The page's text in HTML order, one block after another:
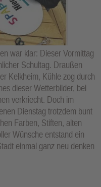
war klar: Dieser Vormittag
Schultag. Draußen
Kelkheim, Kühle zog durch
dieser Wetterbilder, bei
verkriecht. Doch im
Dienstag trotzdem bunt
Farben, Stiften, alten
Wünsche entstand ein
einmal ganz neu denken